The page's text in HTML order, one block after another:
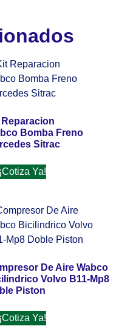
Reparacion
Bomba Freno
Sitrac
¡Cotiza Ya!
De Aire Wabco
Volvo B11-Mp8
Piston
¡Cotiza Ya!